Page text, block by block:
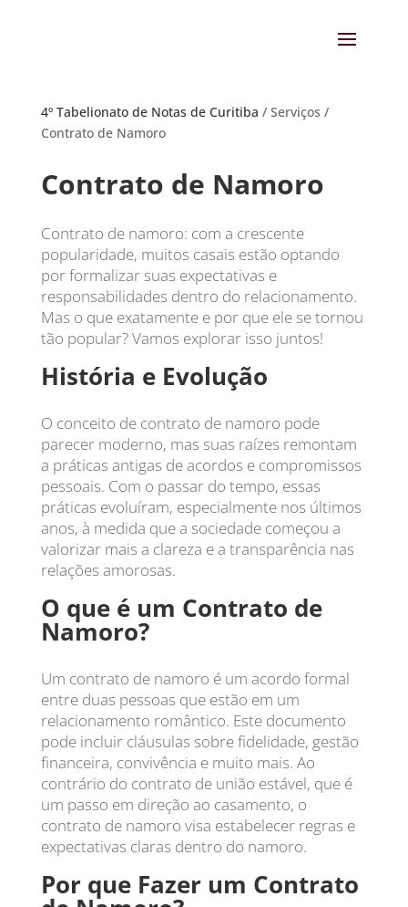
4º Tabelionato de Notas de Curitiba / Serviços /
Contrato de Namoro
Contrato de Namoro
Contrato de namoro: com a crescente
popularidade, muitos casais estão optando
por formalizar suas expectativas e
responsabilidades dentro do relacionamento.
Mas o que exatamente e por que ele se tornou
tão popular? Vamos explorar isso juntos!
História e Evolução
O conceito de contrato de namoro pode
parecer moderno, mas suas raízes remontam
a práticas antigas de acordos e compromissos
pessoais. Com o passar do tempo, essas
práticas evoluíram, especialmente nos últimos
anos, à medida que a sociedade começou a
valorizar mais a clareza e a transparência nas
relações amorosas.
O que é um Contrato de
Namoro?
Um contrato de namoro é um acordo formal
entre duas pessoas que estão em um
relacionamento romântico. Este documento
pode incluir cláusulas sobre fidelidade, gestão
financeira, convivência e muito mais. Ao
contrário do contrato de união estável, que é
um passo em direção ao casamento, o
contrato de namoro visa estabelecer regras e
expectativas claras dentro do namoro.
Por que Fazer um Contrato